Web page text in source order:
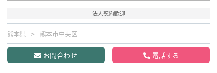
法人契約歓迎
熊本県 熊本市中央区
お問合わせ 電話する